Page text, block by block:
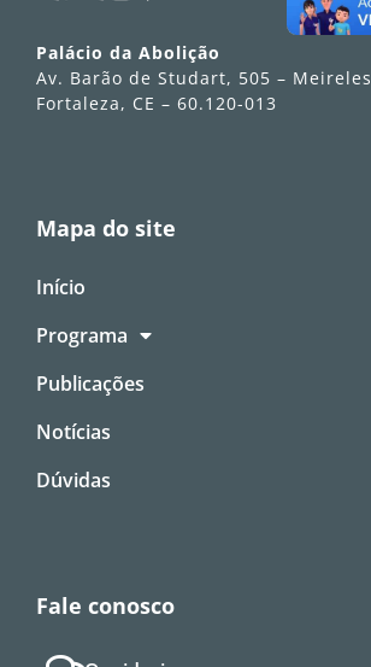
Palácio da Abolição
Av. Barão de Studart, 505 – Meireles
Fortaleza, CE – 60.120-013
Mapa do site
Início
Programa
Publicações
Notícias
Dúvidas
Fale conosco